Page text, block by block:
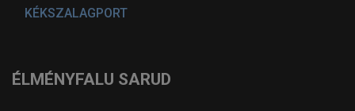
KÉKSZALAGPORT
ÉLMÉNYFALU SARUD